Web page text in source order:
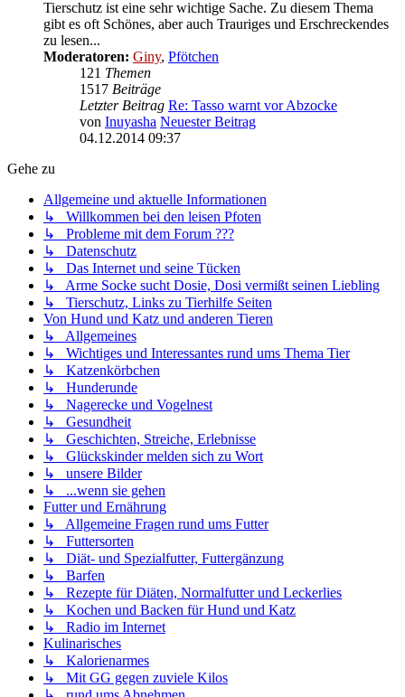
Tierschutz ist eine sehr wichtige Sache. Zu diesem Thema
gibt es oft Schönes, aber auch Trauriges und Erschreckendes
zu lesen...
Moderatoren: Giny, Pfötchen
121 Themen
1517 Beiträge
Letzter Beitrag Re: Tasso warnt vor Abzocke
von Inuyasha Neuester Beitrag
04.12.2014 09:37
Gehe zu
Allgemeine und aktuelle Informationen
↳ Willkommen bei den leisen Pfoten
↳ Probleme mit dem Forum ???
↳ Datenschutz
↳ Das Internet und seine Tücken
↳ Arme Socke sucht Dosie, Dosi vermißt seinen Liebling
↳ Tierschutz, Links zu Tierhilfe Seiten
Von Hund und Katz und anderen Tieren
↳ Allgemeines
↳ Wichtiges und Interessantes rund ums Thema Tier
↳ Katzenkörbchen
↳ Hunderunde
↳ Nagerecke und Vogelnest
↳ Gesundheit
↳ Geschichten, Streiche, Erlebnisse
↳ Glückskinder melden sich zu Wort
↳ unsere Bilder
↳ ...wenn sie gehen
Futter und Ernährung
↳ Allgemeine Fragen rund ums Futter
↳ Futtersorten
↳ Diät- und Spezialfutter, Futtergänzung
↳ Barfen
↳ Rezepte für Diäten, Normalfutter und Leckerlies
↳ Kochen und Backen für Hund und Katz
↳ Radio im Internet
Kulinarisches
↳ Kalorienarmes
↳ Mit GG gegen zuviele Kilos